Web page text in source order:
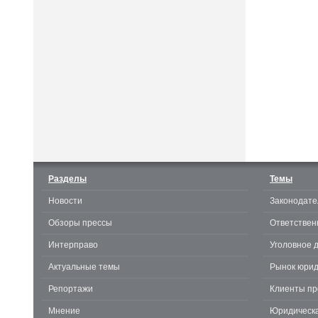
Разделы
Новости
Обзоры прессы
Интерправо
Актуальные темы
Репортажи
Мнение
Темы
Уголовное
Рынок
Клиенты